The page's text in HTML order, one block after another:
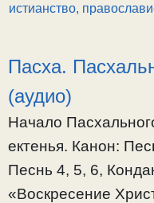
истианство,
Пасха.
(аудио)
Начало
ектенья. Канон:
Песнь 4, 5, 6,
«Воскресение